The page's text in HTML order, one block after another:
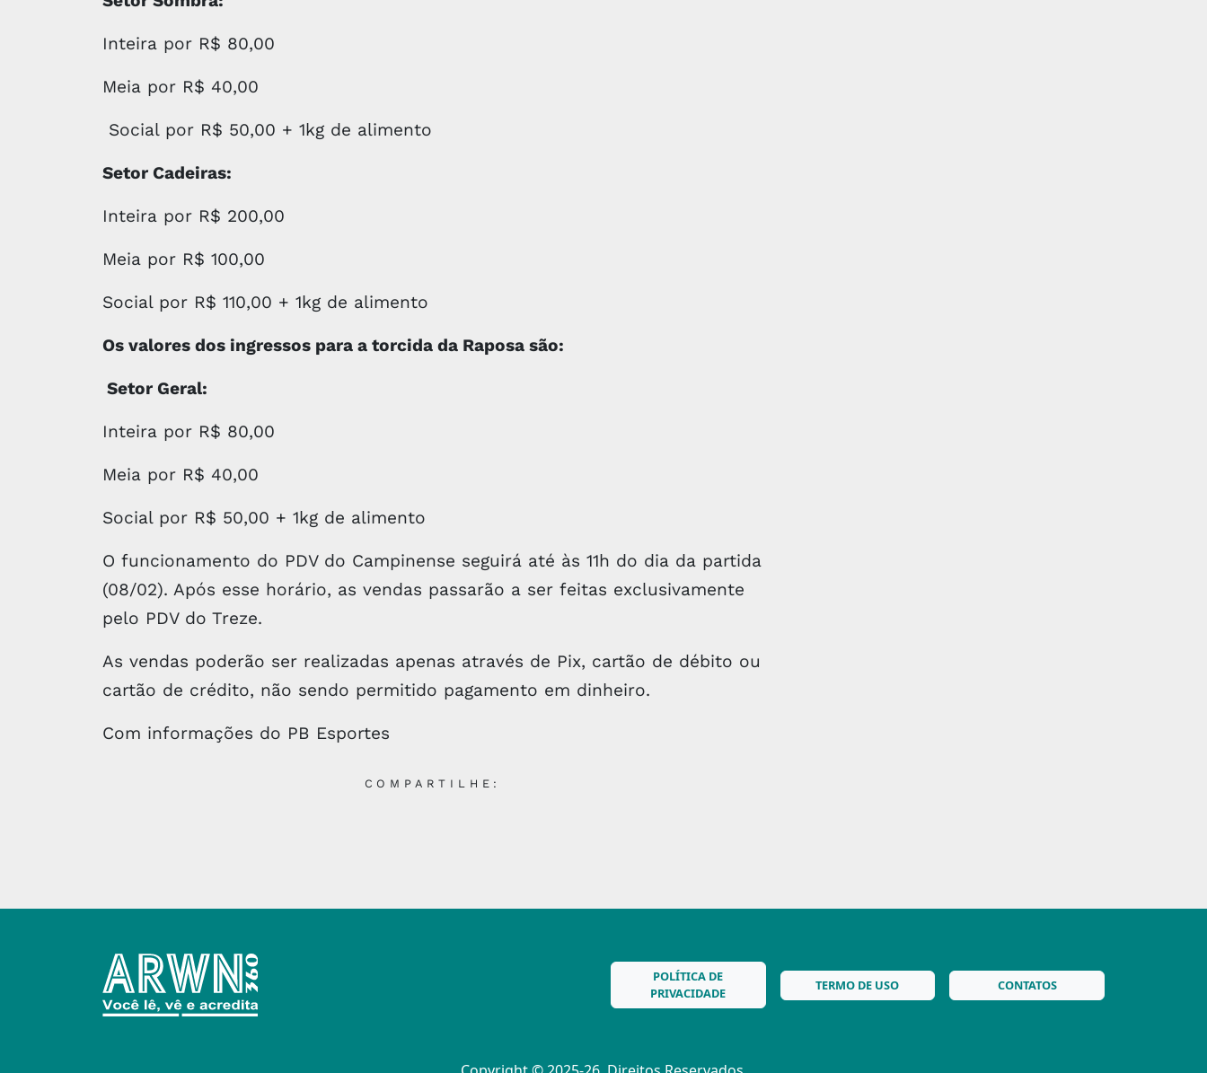
Inteira por R$ 80,00
Meia por R$ 40,00
Social por R$ 50,00 + 1kg de alimento
Setor Cadeiras:
Inteira por R$ 200,00
Meia por R$ 100,00
Social por R$ 110,00 + 1kg de alimento
Os valores dos ingressos para a torcida da Raposa são:
Setor Geral:
Inteira por R$ 80,00
Meia por R$ 40,00
Social por R$ 50,00 + 1kg de alimento
O funcionamento do PDV do Campinense seguirá até às 11h do dia da partida
(08/02). Após esse horário, as vendas passarão a ser feitas exclusivamente
pelo PDV do Treze.
As vendas poderão ser realizadas apenas através de Pix, cartão de débito ou
cartão de crédito, não sendo permitido pagamento em dinheiro.
Com informações do PB Esportes
COMPARTILHE:
POLÍTICA DE
PRIVACIDADE
TERMO DE USO CONTATOS